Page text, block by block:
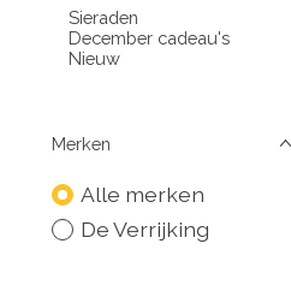
Sieraden
December cadeau's
Nieuw
Merken
Alle merken
De Verrijking